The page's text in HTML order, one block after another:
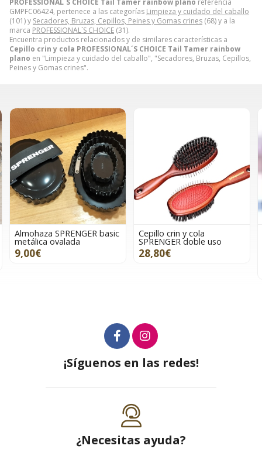
PROFESSIONAL´S CHOICE Tail Tamer rainbow plano referencia
GMPFC06424, pertenece a las categorías Limpieza y cuidado del caballo
(101) y Secadores, Bruzas, Cepillos, Peines y Gomas crines (68) y a la
marca PROFESSIONAL´S CHOICE (31).
Encuentra productos relacionados y de similares características a
Cepillo crin y cola PROFESSIONAL´S CHOICE Tail Tamer rainbow
plano en "Limpieza y cuidado del caballo", "Secadores, Bruzas, Cepillos,
Peines y Gomas crines".
Cepillo crin y cola
SPRENGER doble uso
28,80€
Gomas para crines HKM
Sports Equipment Soft
Colour silicona caja 500
unidades multicolor
¡Síguenos en las redes!
¿Necesitas ayuda?